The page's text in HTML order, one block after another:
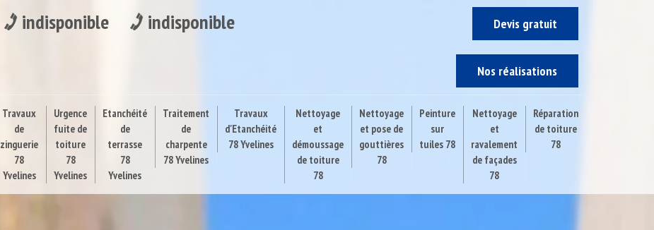
indisponible indisponible Devis gratuit
Nos réalisations
Travaux
de
zinguerie
78
Yvelines
Urgence
fuite de
toiture
78
Yvelines
Etanchéité
de
terrasse
78
Yvelines
Traitement
de
charpente
78 Yvelines
Travaux
d'Etanchéité
78 Yvelines
Nettoyage
et
démoussage
de toiture
78
Nettoyage
et pose de
gouttières
78
Peinture
sur
tuiles 78
Nettoyage
et
ravalement
de façades
78
Réparation
de toiture
78